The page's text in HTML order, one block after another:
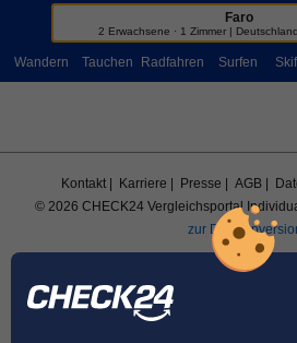
Sportreisen
Kontakt | Karriere | Presse | AGB |
© 2026 CHECK24 Vergleichsportal
zur
Faro
2 Erwachsene · 1 Zimmer |
Wandern Tauchen Radfahren Surfen